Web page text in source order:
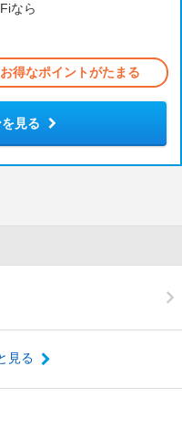
なら
お得なポイントがたまる
見る
見る